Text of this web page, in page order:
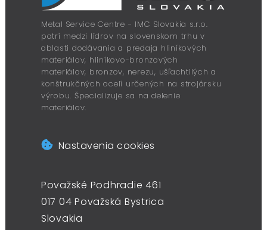
Metal Service Centre - IMC Slovakia s.r.o.
patrí medzi lídrov na slovenskom trhu v
oblasti dodávania a predaja hliníkových
materiálov, hliníkovo-bronzových
materiálov, bronzov, nerezu, ušľachtilých a
konštrukčných ocelí určených na strojársku
výrobu. Špecializuje sa na delenie
materiálov.
Nastavenia cookies
Považské Podhradie 461
017 04 Považská Bystrica
Slovakia